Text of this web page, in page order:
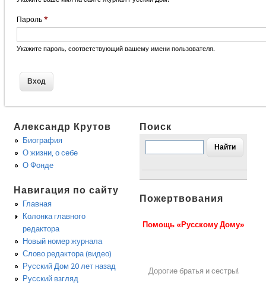
Пароль *
Укажите пароль, соответствующий вашему имени пользователя.
Александр Крутов
Биография
О жизни, о себе
О Фонде
Навигация по сайту
Главная
Колонка главного
редактора
Новый номер журнала
Слово редактора (видео)
Русский Дом 20 лет назад
Русский взгляд
Поиск
Пожертвования
Помощь «Русскому Дому»
Дорогие братья и сестры!